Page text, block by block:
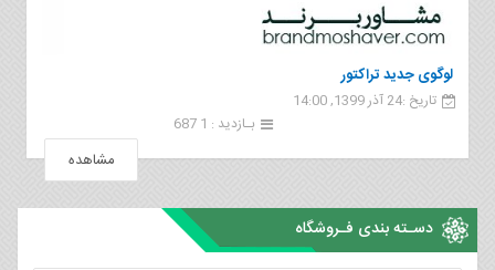
لوگوی جدید تراکتور
تاریخ :24 آذر 1399, 14:00
بـازدید : 1 687
مشاهده
دسـته بندی فـروشگاه